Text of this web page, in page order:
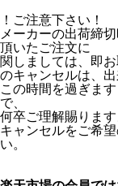
！ご注意下さい！
メーカーの出荷締
頂いたご注文に
関しましては、即
のキャンセルは、出
この時間を過ぎま
で、
何卒ご理解賜りま
キャンセルをご希
い。